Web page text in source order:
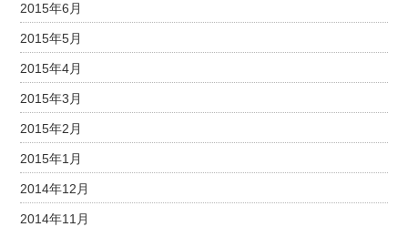
2015年6月
2015年5月
2015年4月
2015年3月
2015年2月
2015年1月
2014年12月
2014年11月